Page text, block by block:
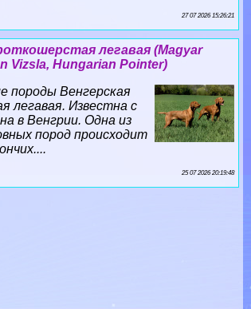
27 07 2026 15:26:21
легавая (Magyar
Vizsla, Hungarian Pointer)
породы Венгерская
легавая. Известна с
в Венгрии. Одна из
пород происходит
25 07 2026 20:19:48